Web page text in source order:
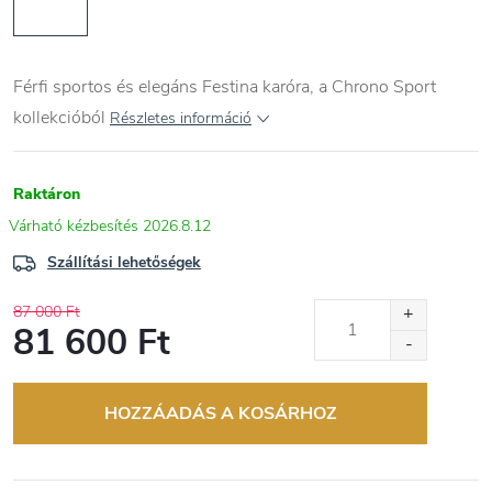
Férfi sportos és elegáns Festina karóra, a Chrono Sport
kollekcióból Részletes információ
Raktáron
2026.8.12
Szállítási lehetőségek
87 000 Ft
81 600 Ft
HOZZÁADÁS A KOSÁRHOZ